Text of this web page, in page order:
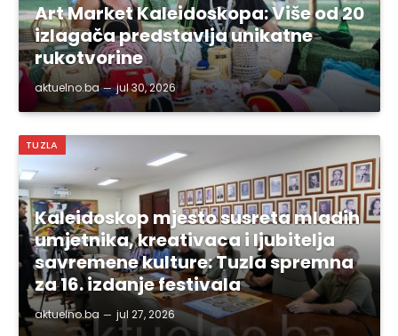
Art Market Kaleidoskopa: Više od 20
izlagača predstavlja unikatne
rukotvorine
aktuelno.ba jul 30, 2026
TUZLA
Kaleidoskop mjesto susreta mladih
umjetnika, kreativaca i ljubitelja
savremene kulture: Tuzla spremna
za 16. izdanje festivala
aktuelno.ba jul 27, 2026